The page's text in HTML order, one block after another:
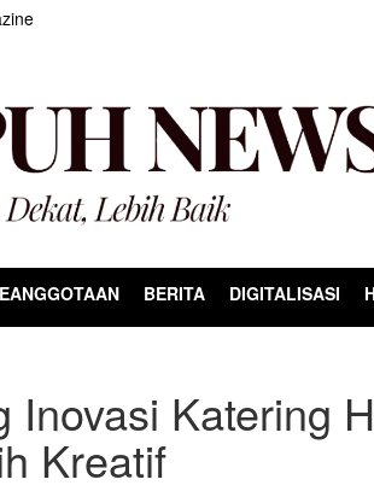
BERITA DIGITALISASI
Inovasi Katering
Kreatif